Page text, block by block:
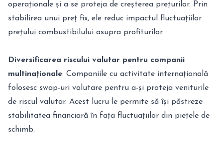
operaționale și a se proteja de creșterea prețurilor. Prin
stabilirea unui preț fix, ele reduc impactul fluctuațiilor
prețului combustibilului asupra profiturilor.
Diversificarea riscului valutar pentru companii
multinaționale: Companiile cu activitate internațională
folosesc swap-uri valutare pentru a-și proteja veniturile
de riscul valutar. Acest lucru le permite să își păstreze
stabilitatea financiară în fața fluctuațiilor din piețele de
schimb.